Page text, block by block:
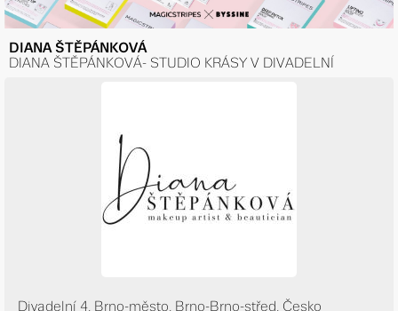
DIANA ŠTĚPÁNKOVÁ
DIANA ŠTĚPÁNKOVÁ- STUDIO KRÁSY V DIVADELNÍ
Divadelní 4, Brno-město, Brno-Brno-střed, Česko